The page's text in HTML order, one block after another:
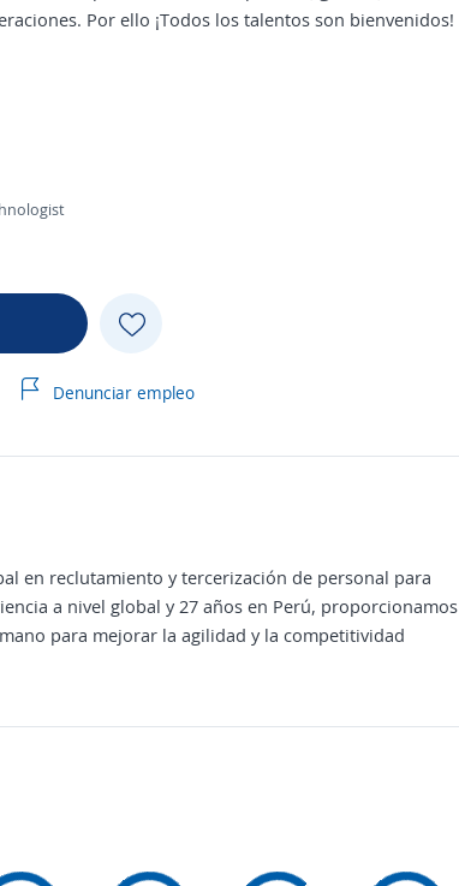
Por ello ¡Todos los talentos son bienvenidos!
Denunciar empleo
en reclutamiento y tercerización de personal para
a nivel global y 27 años en Perú, proporcionamos
para mejorar la agilidad y la competitividad